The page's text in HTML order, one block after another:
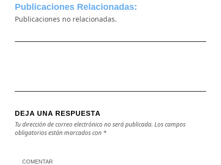
Publicaciones Relacionadas:
Publicaciones no relacionadas.
DEJA UNA RESPUESTA
Tu dirección de correo electrónico no será publicada. Los campos
obligatorios están marcados con *
COMENTAR